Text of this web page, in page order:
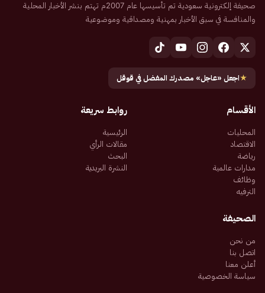
صحيفة إلكترونية سعودية تم تأسيسها عام 2007م تهتم بنشر الأخبار المحلية
والمنافسة في سبق الأخبار بمهنية ومصداقية وموضوعية
★اجعل «عاجل» مصدرك المفضل في قوقل
الأقسام
المحليات
الاقتصاد
رياضة
مدارات عالمية
وظائف
الترفيه
روابط سريعة
الرئيسية
مقالات الرأي
البحث
النشرة البريدية
الصحيفة
من نحن
اتصل بنا
أعلن معنا
سياسة الخصوصية